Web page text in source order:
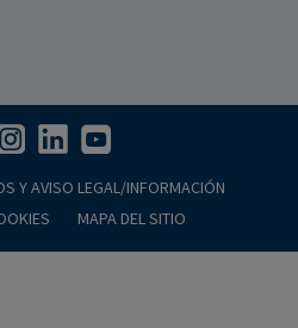
Y AVISO LEGAL/INFORMACIÓN
MAPA DEL SITIO